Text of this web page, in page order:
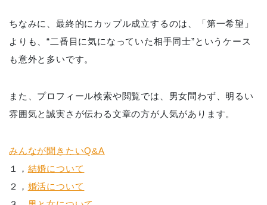
ちなみに、最終的にカップル成立するのは、「第一希望」
よりも、“二番目に気になっていた相手同士”というケース
も意外と多いです。
また、プロフィール検索や閲覧では、男女問わず、明るい
雰囲気と誠実さが伝わる文章の方が人気があります。
みんなが聞きたいQ&A
１， 結婚について
２， 婚活について